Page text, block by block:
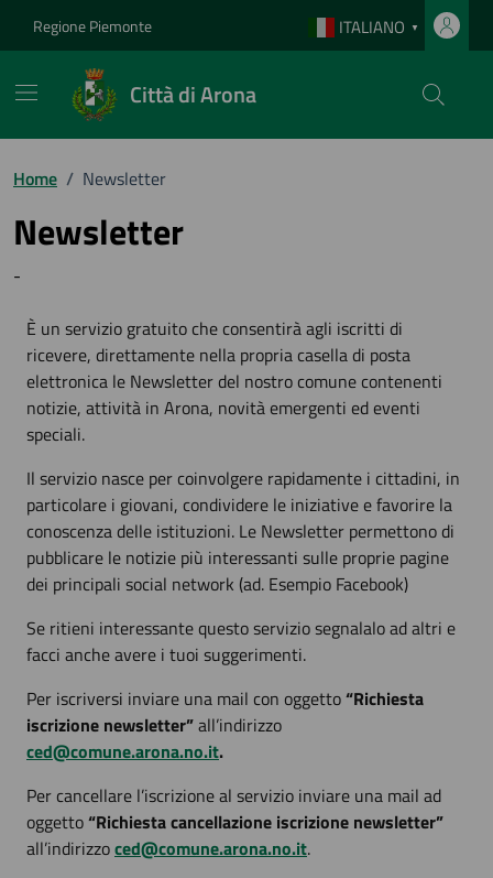
Regione Piemonte ITALIANO ▼
Città di Arona
Home / Newsletter
Newsletter
-
È un servizio gratuito che consentirà agli iscritti di
ricevere, direttamente nella propria casella di posta
elettronica le Newsletter del nostro comune contenenti
notizie, attività in Arona, novità emergenti ed eventi
speciali.
Il servizio nasce per coinvolgere rapidamente i cittadini, in
particolare i giovani, condividere le iniziative e favorire la
conoscenza delle istituzioni. Le Newsletter permettono di
pubblicare le notizie più interessanti sulle proprie pagine
dei principali social network (ad. Esempio Facebook)
Se ritieni interessante questo servizio segnalalo ad altri e
facci anche avere i tuoi suggerimenti.
Per iscriversi inviare una mail con oggetto“Richiesta
iscrizione newsletter”all’indirizzo
ced@comune.arona.no.it.
Per cancellare l’iscrizione al servizio inviare una mail ad
oggetto“Richiesta cancellazione iscrizione newsletter”
all’indirizzoced@comune.arona.no.it.